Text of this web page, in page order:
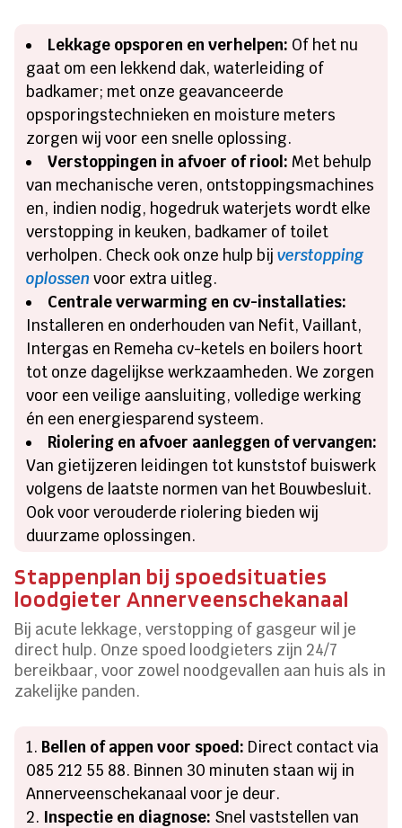
Lekkage opsporen en verhelpen: Of het nu
gaat om een lekkend dak, waterleiding of
badkamer; met onze geavanceerde
opsporingstechnieken en moisture meters
zorgen wij voor een snelle oplossing.
Verstoppingen in afvoer of riool: Met behulp
van mechanische veren, ontstoppingsmachines
en, indien nodig, hogedruk waterjets wordt elke
verstopping in keuken, badkamer of toilet
verholpen. Check ook onze hulp bijverstopping
oplossen voor extra uitleg.
Centrale verwarming en cv-installaties:
Installeren en onderhouden van Nefit, Vaillant,
Intergas en Remeha cv-ketels en boilers hoort
tot onze dagelijkse werkzaamheden. We zorgen
voor een veilige aansluiting, volledige werking
én een energiesparend systeem.
Riolering en afvoer aanleggen of vervangen:
Van gietijzeren leidingen tot kunststof buiswerk
volgens de laatste normen van het Bouwbesluit.
Ook voor verouderde riolering bieden wij
duurzame oplossingen.
Stappenplan bij spoedsituaties
loodgieter Annerveenschekanaal
Bij acute lekkage, verstopping of gasgeur wil je
direct hulp. Onze spoed loodgieters zijn 24/7
bereikbaar, voor zowel noodgevallen aan huis als in
zakelijke panden.
Bellen of appen voor spoed: Direct contact via
085 212 55 88. Binnen 30 minuten staan wij in
Annerveenschekanaal voor je deur.
Inspectie en diagnose: Snel vaststellen van